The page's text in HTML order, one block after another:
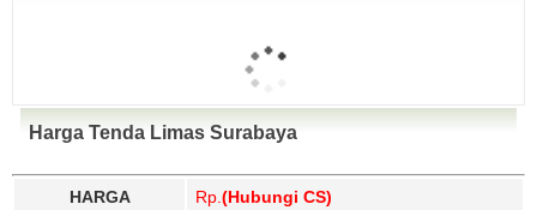
Harga Tenda Limas Surabaya
HARGA Rp. (Hubungi CS)